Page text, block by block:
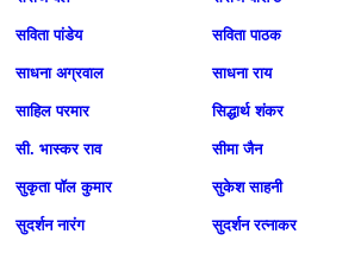
सविता पांडेय सविता पाठक
साधना अग्रवाल साधना राय
साहिल परमार सिद्धार्थ शंकर
सी. भास्कर राव सीमा जैन
सुकृता पॉल कुमार सुकेश साहनी
सुदर्शन नारंग सुदर्शन रत्नाकर